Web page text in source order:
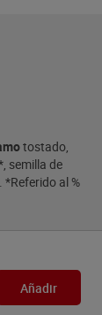
tostado,
semilla de
al %
Añadir